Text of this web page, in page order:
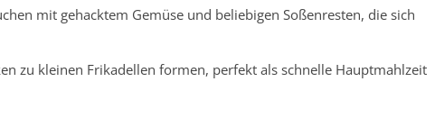
mit gehacktem Gemüse und beliebigen Soßenresten, die sich
zu kleinen Frikadellen formen, perfekt als schnelle Hauptmahlzeit